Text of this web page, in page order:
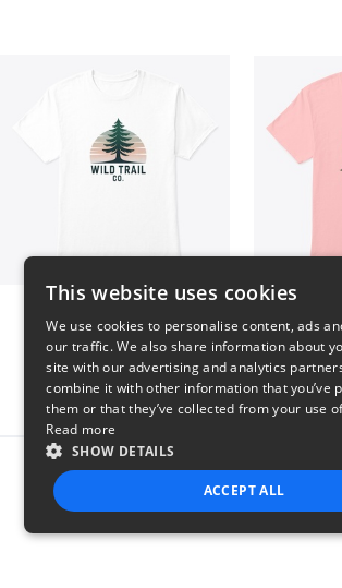
Report this
This website uses cookies
We use cookies to personalise content, ads
our traffic. We also share information about
site with our advertising and analytics
combine it with other information that you’ve
them or that they’ve collected from your use
Read more
SHOW DETAILS
ACCEPT ALL
STRICTLY NECESSARY